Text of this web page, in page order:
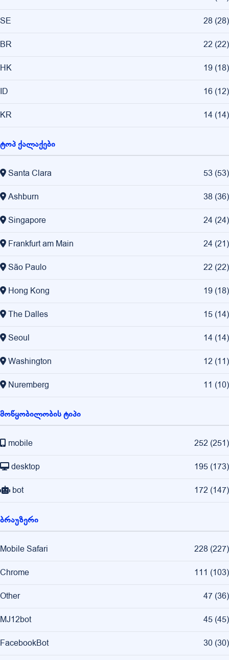
SE 28 (28)
BR 22 (22)
HK 19 (18)
ID 16 (12)
KR 14 (14)
ტოპ ქალაქები
Santa Clara 53 (53)
Ashburn 38 (36)
Singapore 24 (24)
Frankfurt am Main 24 (21)
São Paulo 22 (22)
Hong Kong 19 (18)
The Dalles 15 (14)
Seoul 14 (14)
Washington 12 (11)
Nuremberg 11 (10)
მოწყობილობის ტიპი
mobile 252 (251)
desktop 195 (173)
bot 172 (147)
ბრაუზერი
Mobile Safari 228 (227)
Chrome 111 (103)
Other 47 (36)
MJ12bot 45 (45)
FacebookBot 30 (30)